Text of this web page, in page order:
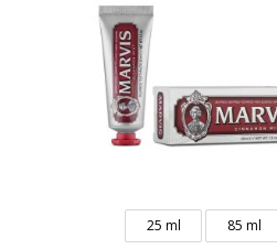
25 ml 85 ml